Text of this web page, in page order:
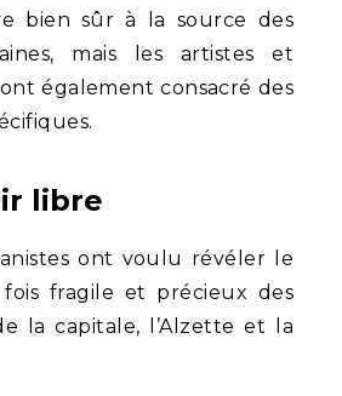
bien sûr à la source des
mais les artistes et
également consacré des
libre
ont voulu révéler le
fragile et précieux des
la capitale, l’Alzette et la